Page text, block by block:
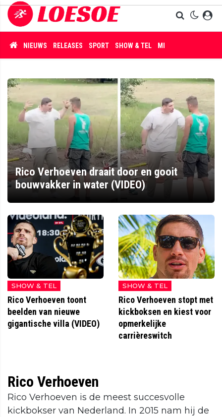
NIEUWS RELEASES SPORT SHOW & TEL MISDAAD
Rico Verhoeven draait door en gooit
bouwvakker in water (VIDEO)
SHOW & TEL
Rico Verhoeven toont
beelden van nieuwe
gigantische villa (VIDEO)
SHOW & TEL
Rico Verhoeven stopt met
kickboksen en kiest voor
opmerkelijke
carrièreswitch
Rico Verhoeven
Rico Verhoeven is de meest succesvolle
kickbokser van Nederland. In 2015 nam hij de